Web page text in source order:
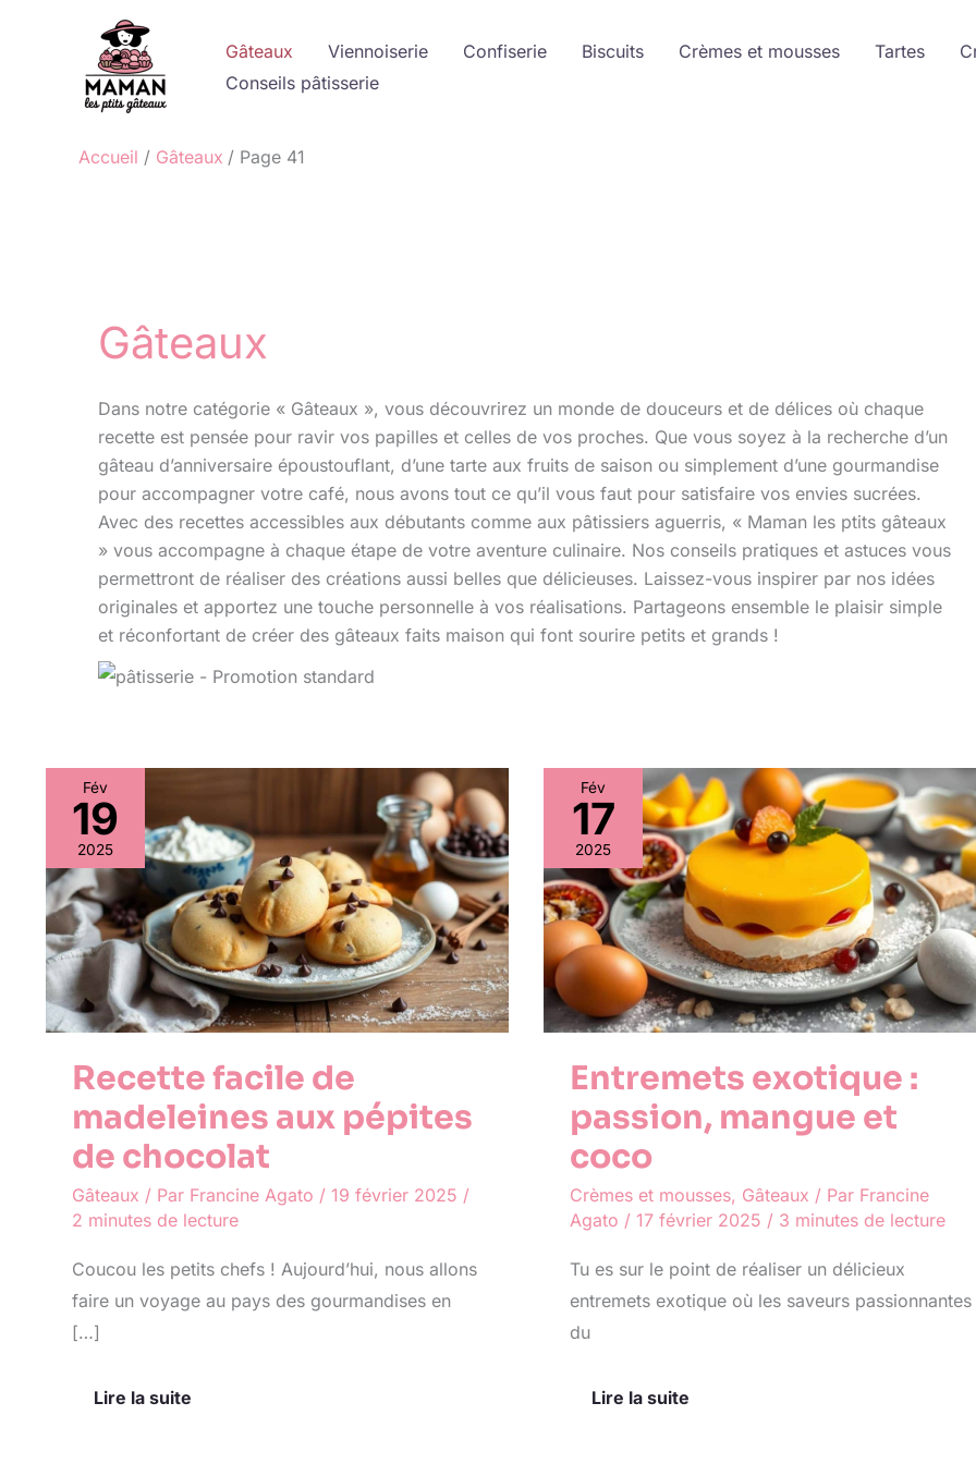
Gâteaux Viennoiserie Confiserie Biscuits Crèmes et mousses Tartes
Conseils pâtisserie
Accueil Gâteaux Page 41
Gâteaux
Dans notre catégorie « Gâteaux », vous découvrirez un monde de douceurs et de délices où chaque
recette est pensée pour ravir vos papilles et celles de vos proches. Que vous soyez à la recherche d’un
gâteau d’anniversaire époustouflant, d’une tarte aux fruits de saison ou simplement d’une gourmandise
pour accompagner votre café, nous avons tout ce qu’il vous faut pour satisfaire vos envies sucrées.
Avec des recettes accessibles aux débutants comme aux pâtissiers aguerris, « Maman les ptits gâteaux
» vous accompagne à chaque étape de votre aventure culinaire. Nos conseils pratiques et astuces vous
permettront de réaliser des créations aussi belles que délicieuses. Laissez-vous inspirer par nos idées
originales et apportez une touche personnelle à vos réalisations. Partageons ensemble le plaisir simple
et réconfortant de créer des gâteaux faits maison qui font sourire petits et grands !
Fév
19
2025
Recette facile de
madeleines aux pépites
de chocolat
Gâteaux / Par Francine Agato / 19 février 2025 /
2 minutes de lecture
Coucou les petits chefs ! Aujourd’hui, nous allons
faire un voyage au pays des gourmandises en
[…]
Recette
facile
de
madeleines
aux
pépites
de
chocolat
Lire la suite
Fév
17
2025
Entremets exotique :
passion, mangue et
coco
Crèmes et mousses, Gâteaux / Par Francine
Agato / 17 février 2025 / 3 minutes de lecture
Tu es sur le point de réaliser un délicieux
entremets exotique où les saveurs passionnantes
du
Entremets
exotique
:
passion,
mangue
et
coco
Lire la suite